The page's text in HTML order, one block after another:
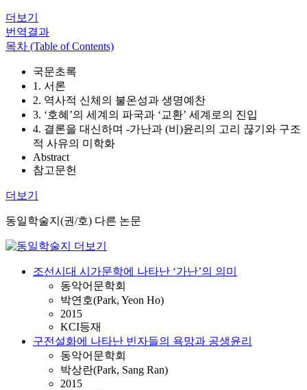
더보기
번역결과
목차 (Table of Contents)
국문초록
1. 서론
2. 역사적 신체의 불온성과 생명예찬
3. ‘호혜’의 세계의 파국과 ‘교환’ 세계로의 진입
4. 결론을 대신하며 -가난과 (비)윤리의 고리 끊기와 구조
적 사유의 미학화
Abstract
참고문헌
더보기
동일학술지(권/호) 다른 논문
조선시대 시가문학에 나타난 ‘가난’의 의미
동악어문학회
박연호(Park, Yeon Ho)
2015
KCI등재
구전설화에 나타난 빈자들의 욕망과 공생윤리
동악어문학회
박상란(Park, Sang Ran)
2015